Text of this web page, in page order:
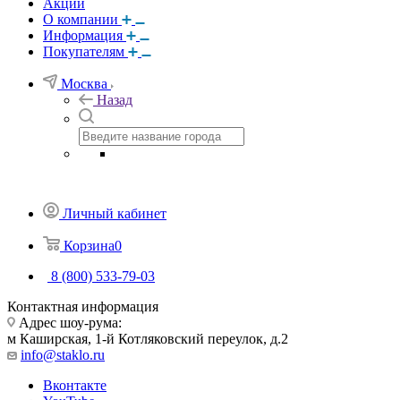
Акции
О компании
Информация
Покупателям
Москва
Назад
Личный кабинет
Корзина0
8 (800) 533-79-03
Контактная информация
Адрес шоу-рума:
м Каширская, 1-й Котляковский переулок, д.2
info@staklo.ru
Вконтакте